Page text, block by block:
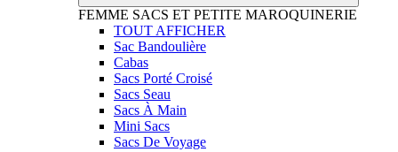
FEMME SACS ET PETITE MAROQUINERIE
TOUT AFFICHER
Sac Bandoulière
Cabas
Sacs Porté Croisé
Sacs Seau
Sacs À Main
Mini Sacs
Sacs De Voyage